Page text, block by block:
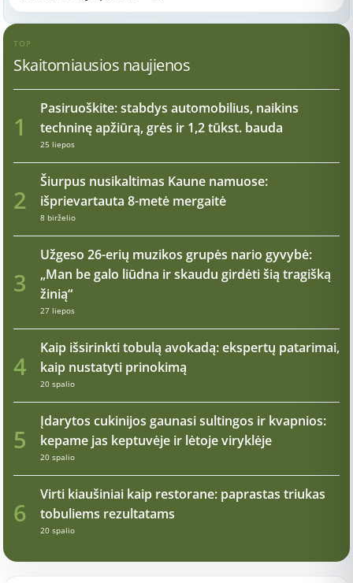
TOP
Skaitomiausios naujienos
1
Pasiruoškite: stabdys automobilius, naikins
techninę apžiūrą, grės ir 1,2 tūkst. bauda
25 liepos
2
Šiurpus nusikaltimas Kaune namuose:
išprievartauta 8-metė mergaitė
8 birželio
3
Užgeso 26-erių muzikos grupės nario gyvybė:
„Man be galo liūdna ir skaudu girdėti šią tragišką
žinią“
27 liepos
4
Kaip išsirinkti tobulą avokadą: ekspertų patarimai,
kaip nustatyti prinokimą
20 spalio
5
Įdarytos cukinijos gaunasi sultingos ir kvapnios:
kepame jas keptuvėje ir lėtoje viryklėje
20 spalio
6
Virti kiaušiniai kaip restorane: paprastas triukas
tobuliems rezultatams
20 spalio